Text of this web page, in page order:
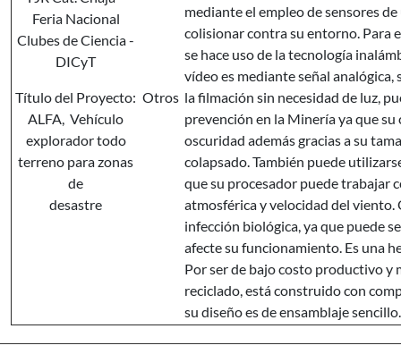
Feria Nacional
Clubes de Ciencia -
DICyT
Título del Proyecto:
ALFA, Vehículo
explorador todo
terreno para zonas
de
desastre
Otros
mediante el empleo de sensores
colisionar contra su entorno. Para
se hace uso de la tecnología
vídeo es mediante señal
la filmación sin necesidad de luz,
prevención en la Minería ya que
oscuridad además gracias a su
colapsado. También puede
que su procesador puede trabajar
atmosférica y velocidad del viento.
infección biológica, ya que puede
afecte su funcionamiento. Es una
Por ser de bajo costo productivo y
reciclado, está construido con
su diseño es de ensamblaje sencillo.